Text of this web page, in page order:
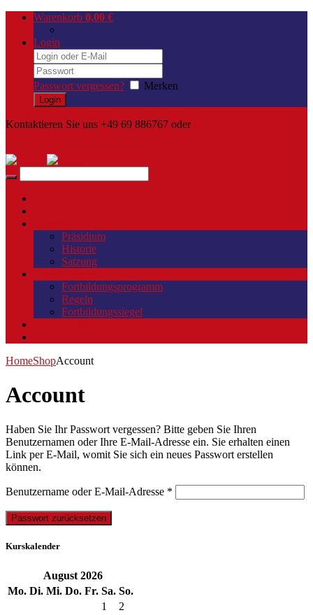
Warenkorb 0,00 €
Login
Passwort vergessen? Merken
Kontaktieren Sie uns +49 69 886767 oder
Präsidium
Historie
Satzung
Fortbildungsprogramm
Regeln
Fortbildungssiegel
HomeShopAccount
Account
Haben Sie Ihr Passwort vergessen? Bitte geben Sie Ihren
Benutzernamen oder Ihre E-Mail-Adresse ein. Sie erhalten einen
Link per E-Mail, womit Sie sich ein neues Passwort erstellen
können.
Benutzername oder E-Mail-Adresse *
Passwort zurücksetzen
Kurskalender
August 2026
Mo. Di. Mi. Do. Fr. Sa. So.
1
2